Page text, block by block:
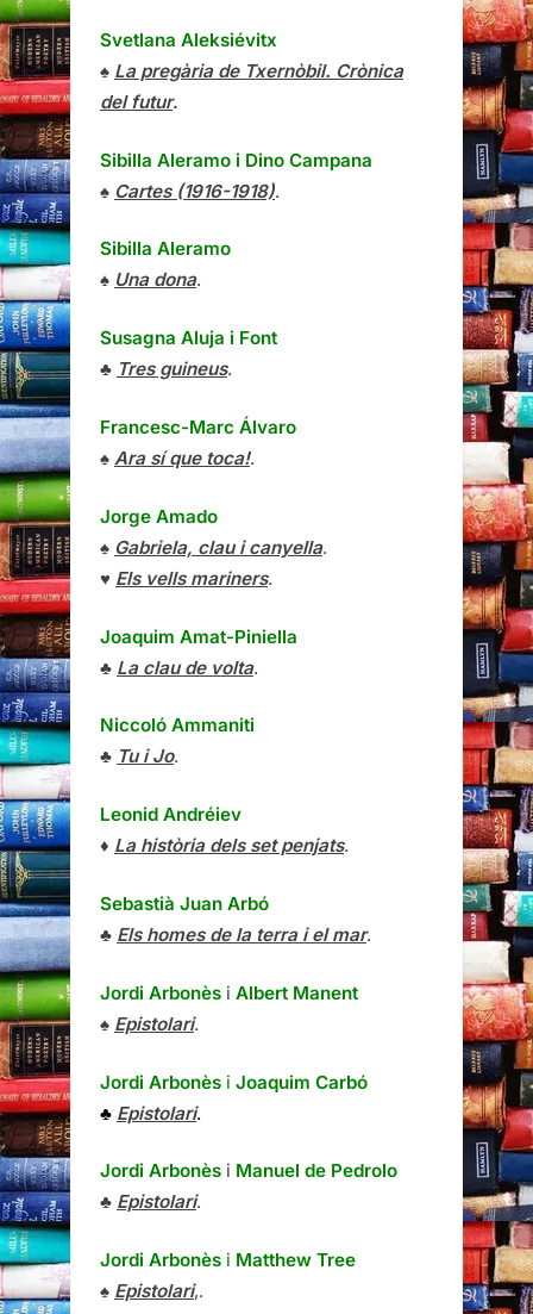
Svetlana Aleksiévitx
♠ La pregària de Txernòbil. Crònica
del futur.
Sibilla Aleramo i Dino Campana
♠ Cartes (1916-1918).
Sibilla Aleramo
♠ Una dona.
Susagna Aluja i Font
♣ Tres guineus.
Francesc-Marc Álvaro
♠ Ara sí que toca!.
Jorge Amado
♠ Gabriela, clau i canyella.
♥ Els vells mariners.
Joaquim Amat-Piniella
♣ La clau de volta.
Niccoló Ammaniti
♣ Tu i Jo.
Leonid Andréiev
♦ La història dels set penjats.
Sebastià Juan Arbó
♣ Els homes de la terra i el mar.
Jordi Arbonès i Albert Manent
♠ Epistolari.
Jordi Arbonès i Joaquim Carbó
♣ Epistolari.
Jordi Arbonès i Manuel de Pedrolo
♣ Epistolari.
Jordi Arbonès i Matthew Tree
♠ Epistolari,.